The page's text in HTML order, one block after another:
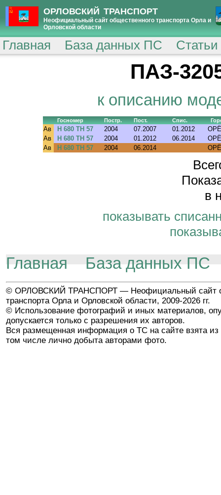
ОРЛОВСКИЙ ТРАНСПОРТ
Неофициальный сайт общественного транспорта Орла и
Орловской области
Главная База данных ПС
ПАЗ-
к описанию
Госномер Постр. Пост. Спис.
Ав Н 680 ТН 57 2004 07.2007 01.2012
Ав
Н 680 ТН 57 2004 01.2012 06.2014
Ав
Н 680 ТН 57 2004 06.2014
в
показывать
Главная База данных ПС
© ОРЛОВСКИЙ ТРАНСПОРТ — Неофициальный сайт
транспорта Орла и Орловской области, 2009-2026 гг.
© Использование фотографий и иных материалов,
допускается только с разрешения их авторов.
Вся размещенная информация о ТС на сайте взята из
том числе лично добыта авторами фото.